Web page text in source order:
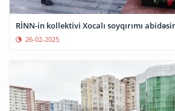
RİNN-in kollektivi Xocalı soyqırımı
26-02-2025